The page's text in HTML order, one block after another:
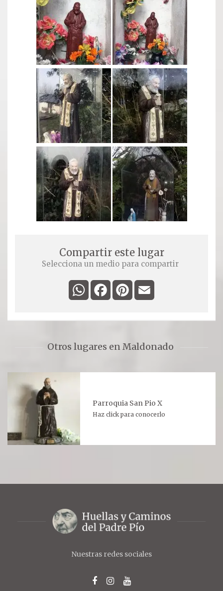
Compartir este lugar
Selecciona un medio para compartir
WhatsAppFacebookPinterest
Otros lugares en Maldonado
Parroquia San Pio X
Haz click para conocerlo
Nuestras redes sociales